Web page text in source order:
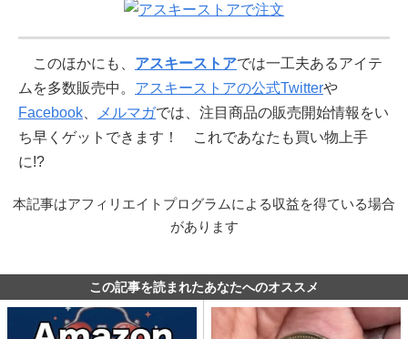
このほかにも、 アスキーストアでは一工夫あるアイテ
ムを多数販売中。 アスキーストアの公式Twitterや
Facebook
メルマガでは、注目商品の販売開始情報をい
ち早くゲットできます！ これであなたも買い物上手
に!?
本記事はアフィリエイトプログラムによる収益を得ている場合
があります
この記事を読まれたあなたへのオススメ